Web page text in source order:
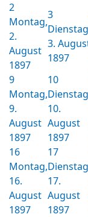
2
Montag,
2.
August
1897
3
3.
1897
9
Montag,
9.
August
1897
10
10.
August
1897
16
Montag,
16.
August
1897
17
17.
August
1897